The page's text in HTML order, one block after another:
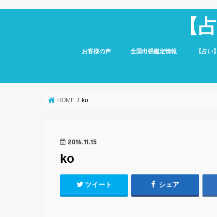
【
お客様の声 全国出張鑑定情報 【占
HOME ko
2016.11.15
ko
ツイート シェア